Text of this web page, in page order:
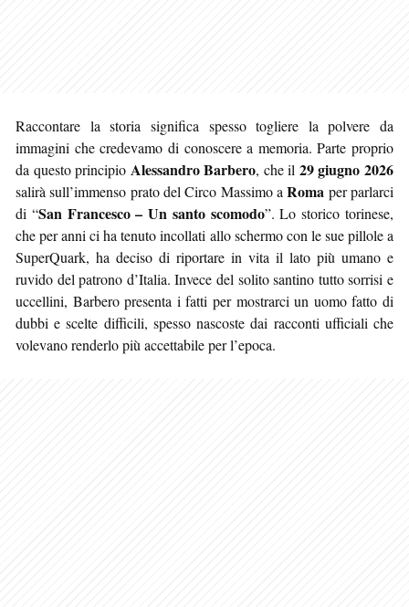
Raccontare la storia significa spesso togliere la polvere da
immagini che credevamo di conoscere a memoria. Parte proprio
da questo principio Alessandro Barbero, che il 29 giugno 2026
salirà sull’immenso prato del Circo Massimo aRoma per parlarci
di “San Francesco – Un santo scomodo”. Lo storico torinese,
che per anni ci ha tenuto incollati allo schermo con le sue pillole a
SuperQuark, ha deciso di riportare in vita il lato più umano e
ruvido del patrono d’Italia. Invece del solito santino tutto sorrisi e
uccellini, Barbero presenta i fatti per mostrarci un uomo fatto di
dubbi e scelte difficili, spesso nascoste dai racconti ufficiali che
volevano renderlo più accettabile per l’epoca.